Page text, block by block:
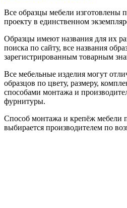
Все образцы мебели изготовлены
проекту в единственном
Образцы имеют названия для их
поиска по сайту, все названия
зарегистрированным товарным
Все мебельные изделия могут
образцов по цвету, размеру,
способами монтажа и
фурнитуры.
Способ монтажа и крепёж мебели
выбирается производителем по